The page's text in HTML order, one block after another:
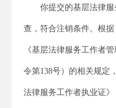
你提交的基层法律
查，符合注销条件。根据
《基层法律服务工作者
令第138号）的相关规定
法律服务工作者执业证》